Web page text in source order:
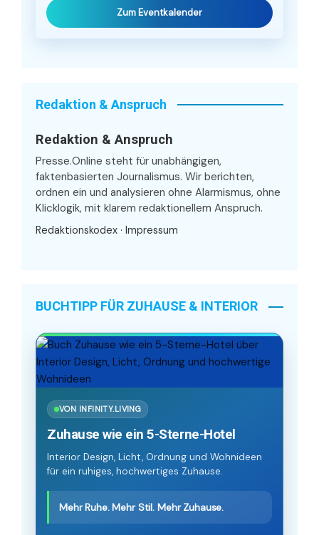
Zum Eventkalender
Redaktion & Anspruch
Redaktion & Anspruch
Presse.Online steht für unabhängigen,
faktenbasierten Journalismus. Wir berichten,
ordnen ein und analysieren ohne Alarmismus, ohne
Klicklogik, mit klarem redaktionellem Anspruch.
Redaktionskodex · Impressum
BUCHTIPP FÜR ZUHAUSE & INTERIOR
VON INFINITY.LIVING
Zuhause wie ein 5-Sterne-Hotel
Interior Design, Licht, Ordnung und Wohnideen
für ein ruhiges, hochwertiges Zuhause.
Mehr Ruhe. Mehr Stil. Mehr Zuhause.